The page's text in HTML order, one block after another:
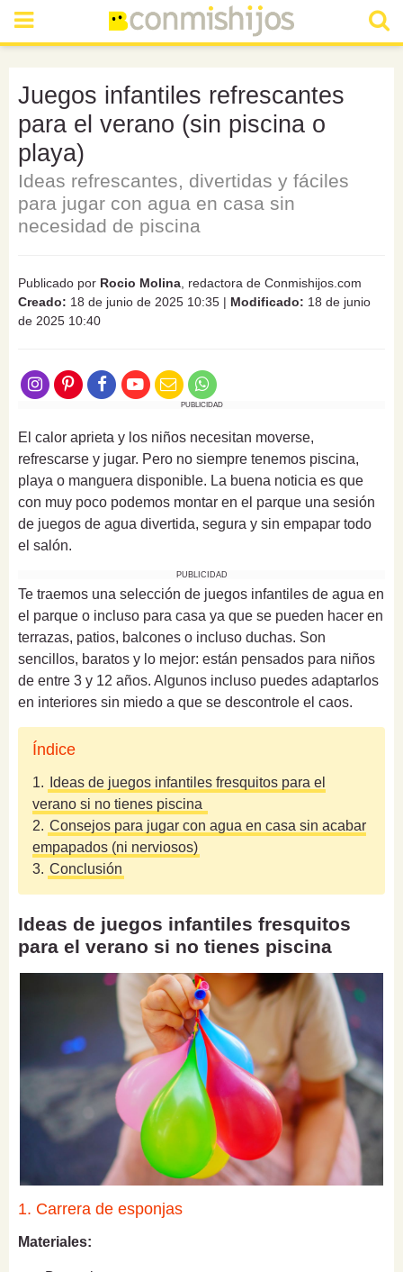
Juegos infantiles refrescantes
para el verano (sin piscina o
playa)
Ideas refrescantes, divertidas y fáciles
para jugar con agua en casa sin
necesidad de piscina
Publicado por Rocio Molina , redactora de Conmishijos.com
Creado: 18 de junio de 2025 10:35 | Modificado: 18 de junio
de 2025 10:40
PUBLICIDAD
El calor aprieta y los niños necesitan moverse,
refrescarse y jugar. Pero no siempre tenemos piscina,
playa o manguera disponible. La buena noticia es que
con muy poco podemos montar en el parque una sesión
de juegos de agua divertida, segura y sin empapar todo
el salón.
PUBLICIDAD
Te traemos una selección de juegos infantiles de agua en
el parque o incluso para casa ya que se pueden hacer en
terrazas, patios, balcones o incluso duchas. Son
sencillos, baratos y lo mejor: están pensados para niños
de entre 3 y 12 años. Algunos incluso puedes adaptarlos
en interiores sin miedo a que se descontrole el caos.
Índice
1.
Ideas de juegos infantiles fresquitos para el
verano si no tienes piscina
2. Consejos para jugar con agua en casa sin acabar
empapados (ni nerviosos)
3. Conclusión
Ideas de juegos infantiles fresquitos
para el verano si no tienes piscina
1. Carrera de esponjas
Materiales: